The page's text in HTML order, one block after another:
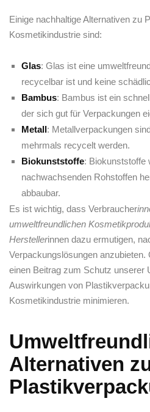
Einige nachhaltige Alternativen ‌zu⁤
Kosmetikindustrie sind:
Glas: Glas ist eine
recycelbar ist und ⁣keine
Bambus: Bambus ist ein
der sich gut für Verpackungen
Metall: Metallverpackungen
mehrmals‍ recycelt werden.
Biokunststoffe: Biokunststoffe
nachwachsenden Rohstoffen
abbaubar.
Es ist wichtig, ⁢dass Verbraucher
umweltfreundlichen
Herstellerinnen dazu⁢ ermutigen,⁢
Verpackungslösungen
einen ⁣Beitrag zum Schutz​ unserer
Auswirkungen von
Kosmetikindustrie minimieren.
Alternativen